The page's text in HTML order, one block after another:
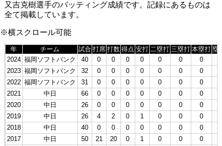
又吉克樹選手のバッティング成績です。記録にあるものは
全て掲載しています。
※横スクロール可能
年 チーム 試合 打席 打数 得点 安打 二塁打 三塁打 本塁打 塁
2024 福岡ソフトバンク 40 0 0 0 0 0 0 0
2023 福岡ソフトバンク 32 0 0 0 0 0 0 0
2022 福岡ソフトバンク 31 0 0 0 0 0 0 0
2021
中日 66 0 0 0 0 0 0 0
2020
中日 26 0 0 0 0 0 0 0
2019
中日 26 4 2 0 1 0 0 0
2018
中日 40 0 0 0 0 0 0 0
2017
中日 50 21 20 0 1 0 0 0